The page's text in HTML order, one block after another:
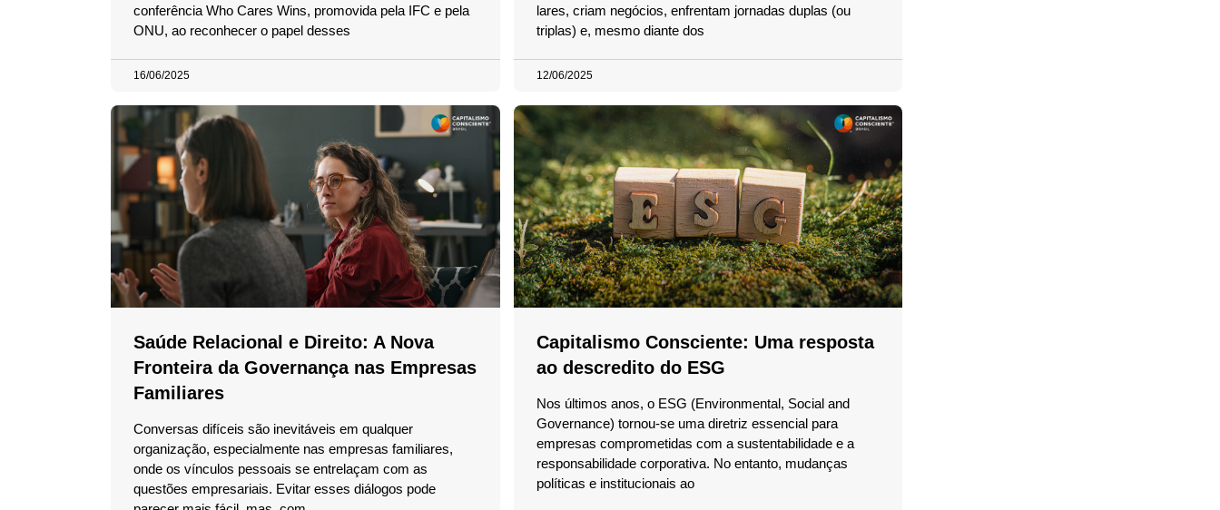
conferência Who Cares Wins, promovida pela IFC e pela
ONU, ao reconhecer o papel desses
16/06/2025
lares, criam negócios, enfrentam jornadas duplas (ou
triplas) e, mesmo diante dos
12/06/2025
Saúde Relacional e Direito: A Nova
Fronteira da Governança nas Empresas
Familiares
Conversas difíceis são inevitáveis em qualquer
organização, especialmente nas empresas familiares,
onde os vínculos pessoais se entrelaçam com as
questões empresariais. Evitar esses diálogos pode
Capitalismo Consciente: Uma resposta
ao descredito do ESG
Nos últimos anos, o ESG (Environmental, Social and
Governance) tornou-se uma diretriz essencial para
empresas comprometidas com a sustentabilidade e a
responsabilidade corporativa. No entanto, mudanças
políticas e institucionais ao